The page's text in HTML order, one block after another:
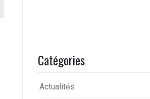
Catégories
Actualités